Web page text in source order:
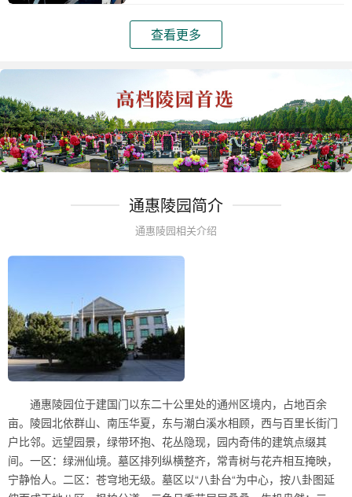
查看更多
通惠陵园简介
通惠陵园相关介绍
通惠陵园位于建国门以东二十公里处的通州区境内，占地百余
亩。陵园北依群山、南压华夏，东与潮白溪水相顾，西与百里长街门
户比邻。远望园景，绿带环抱、花丛隐现，园内奇伟的建筑点缀其
间。一区：绿洲仙境。墓区排列纵横整齐，常青树与花卉相互掩映，
宁静怡人。二区：苍穹地无级。墓区以“八卦台“为中心，按八卦图延